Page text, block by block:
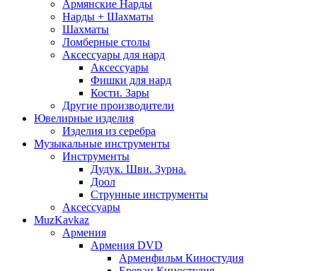
Армянские Нарды
Нарды + Шахматы
Шахматы
Ломберные столы
Аксессуары для нард
Аксессуары
Фишки для нард
Кости. Зары
Другие производители
Ювелирные изделия
Изделия из серебра
Музыкальные инструменты
Инструменты
Дудук. Шви. Зурна.
Доол
Струнные инструменты
Аксессуары
MuzKavkaz
Армения
Армения DVD
Арменфильм Киностудия